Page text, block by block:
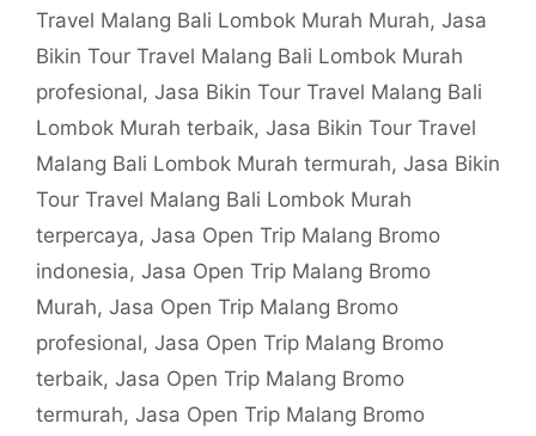
Travel Malang Bali Lombok Murah Murah, Jasa
Bikin Tour Travel Malang Bali Lombok Murah
profesional, Jasa Bikin Tour Travel Malang Bali
Lombok Murah terbaik, Jasa Bikin Tour Travel
Malang Bali Lombok Murah termurah, Jasa Bikin
Tour Travel Malang Bali Lombok Murah
terpercaya, Jasa Open Trip Malang Bromo
indonesia, Jasa Open Trip Malang Bromo
Murah, Jasa Open Trip Malang Bromo
profesional, Jasa Open Trip Malang Bromo
terbaik, Jasa Open Trip Malang Bromo
termurah, Jasa Open Trip Malang Bromo